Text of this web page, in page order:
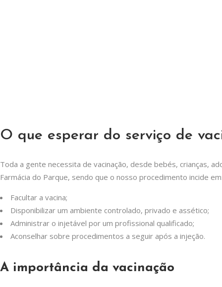
O que esperar do serviço de
Toda a gente necessita de vacinação, desde bebés, crianças,
Farmácia do Parque, sendo que o nosso procedimento incide
Facultar a vacina;
Disponibilizar um ambiente controlado, privado e assético;
Administrar o injetável por um profissional qualificado;
Aconselhar sobre procedimentos a seguir após a injeção.
A importância da vacinação